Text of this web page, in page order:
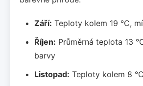
Září: Teploty kolem 19 °C,
Říjen: Průměrná teplota 13
barvy
Listopad: Teploty kolem 8